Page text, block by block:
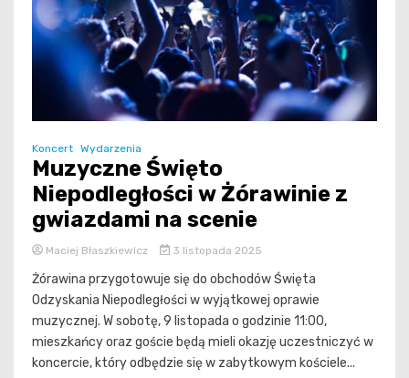
Koncert Wydarzenia
Muzyczne Święto
Niepodległości w Żórawinie z
gwiazdami na scenie
Maciej Błaszkiewicz 3 listopada 2025
Żórawina przygotowuje się do obchodów Święta
Odzyskania Niepodległości w wyjątkowej oprawie
muzycznej. W sobotę, 9 listopada o godzinie 11:00,
mieszkańcy oraz goście będą mieli okazję uczestniczyć w
koncercie, który odbędzie się w zabytkowym kościele...